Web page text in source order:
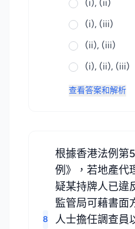
(i), (ii)
(i), (iii)
(ii), (iii)
(i), (ii), (iii)
查看答案和解析
8
根據香港法例第
例》，若地產代
疑某持牌人已違
監管局可藉書面
人士擔任調查員